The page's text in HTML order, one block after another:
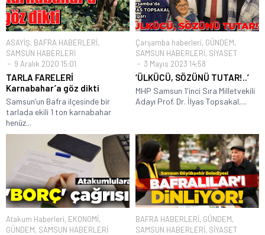
ASAYİŞ, BAFRA HABERLERİ,
SAMSUN HABERLERİ
9 Aralık 2020 15:01
TARLA FARELERİ
Karnabahar’a göz dikti
Samsun’un Bafra ilçesinde bir
tarlada ekili 1 ton karnabahar
henüz...
Çarşamba haberleri, GÜNDEM,
SAMSUN HABERLERİ, SİYASET
3 Mayıs 2023 14:58
‘ÜLKÜCÜ, SÖZÜNÜ TUTAR!..’
MHP Samsun 1'inci Sıra Milletvekili
Adayı Prof. Dr. İlyas Topsakal,...
Atakum Haberleri, EKONOMİ,
GÜNDEM, SAMSUN HABERLERİ
BAFRA HABERLERİ, GÜNDEM,
SAMSUN HABERLERİ, SİYASET